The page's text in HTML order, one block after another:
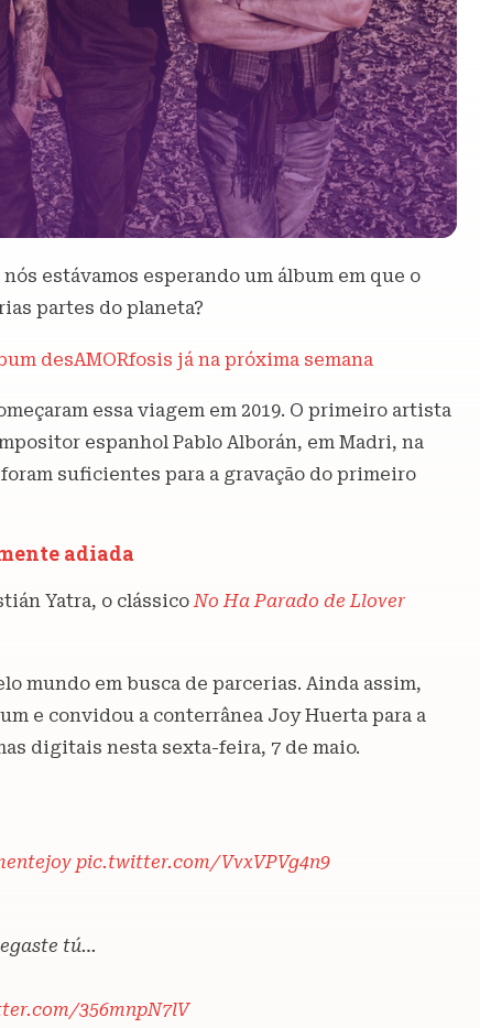
estávamos esperando um álbum em que o
partes do planeta?
desAMORfosis já na próxima semana
essa viagem em 2019. O primeiro artista
espanhol Pablo Alborán, em Madri, na
suficientes para a gravação do primeiro
adiada
Yatra, o clássicoNo Ha Parado de Llover
mundo em busca de parcerias. Ainda assim,
e convidou a conterrânea Joy Huerta para a
digitais nesta sexta-feira, 7 de maio.
pic.twitter.com/VvxVPVg4n9
tú…
356mnpN7lV